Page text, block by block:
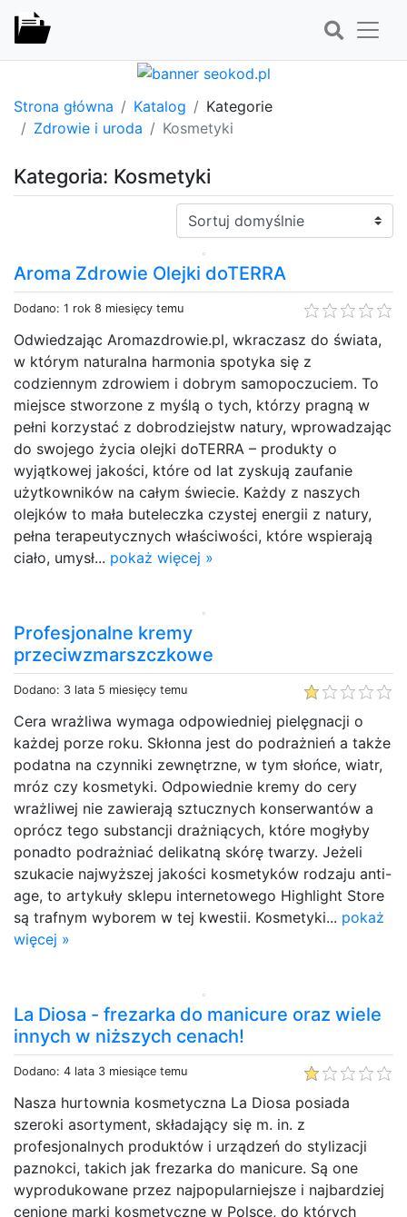
Strona główna Katalog
Kategorie
Zdrowie i uroda
Kosmetyki
Kategoria: Kosmetyki
Sortuj:
Aroma Zdrowie Olejki doTERRA
Dodano: 1 rok 8 miesięcy temu
Odwiedzając Aromazdrowie.pl, wkraczasz do świata,
w którym naturalna harmonia spotyka się z
codziennym zdrowiem i dobrym samopoczuciem. To
miejsce stworzone z myślą o tych, którzy pragną w
pełni korzystać z dobrodziejstw natury, wprowadzając
do swojego życia olejki doTERRA – produkty o
wyjątkowej jakości, które od lat zyskują zaufanie
użytkowników na całym świecie. Każdy z naszych
olejków to mała buteleczka czystej energii z natury,
pełna terapeutycznych właściwości, które wspierają
ciało, umysł... pokaż więcej »
Profesjonalne kremy
przeciwzmarszczkowe
Dodano: 3 lata 5 miesięcy temu
Cera wrażliwa wymaga odpowiedniej pielęgnacji o
każdej porze roku. Skłonna jest do podrażnień a także
podatna na czynniki zewnętrzne, w tym słońce, wiatr,
mróz czy kosmetyki. Odpowiednie kremy do cery
wrażliwej nie zawierają sztucznych konserwantów a
oprócz tego substancji drażniących, które mogłyby
ponadto podrażniać delikatną skórę twarzy. Jeżeli
szukacie najwyższej jakości kosmetyków rodzaju anti-
age, to artykuły sklepu internetowego Highlight Store
są trafnym wyborem w tej kwestii. Kosmetyki... pokaż
więcej »
La Diosa - frezarka do manicure oraz wiele
innych w niższych cenach!
Dodano: 4 lata 3 miesiące temu
Nasza hurtownia kosmetyczna La Diosa posiada
szeroki asortyment, składający się m. in. z
profesjonalnych produktów i urządzeń do stylizacji
paznokci, takich jak frezarka do manicure. Są one
wyprodukowane przez najpopularniejsze i najbardziej
cenione marki kosmetyczne w Polsce, do których